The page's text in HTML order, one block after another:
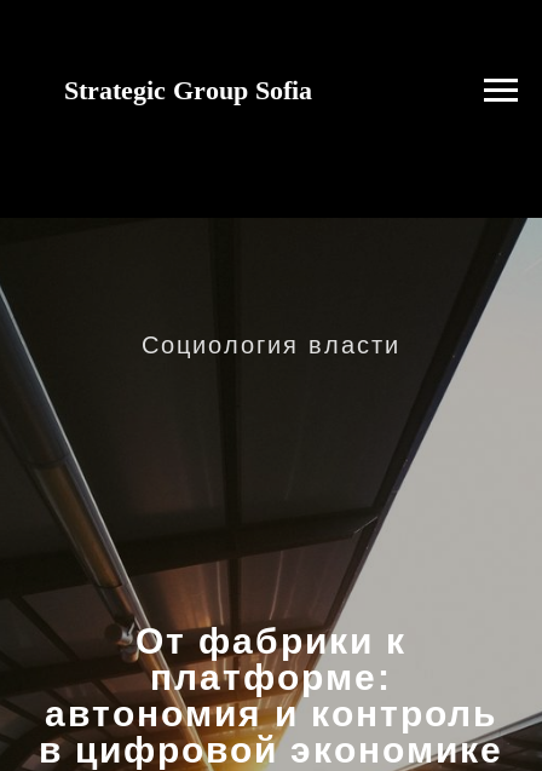
Strategic Group Sofia
От фабрики к
платформе:
автономия и контроль
в цифровой экономике
Социология власти